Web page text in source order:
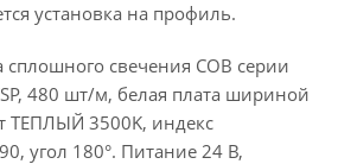
установка на профиль.
сплошного свечения COB серии
480 шт/м, белая плата шириной
ТЕПЛЫЙ 3500K, индекс
угол 180°. Питание 24 В,